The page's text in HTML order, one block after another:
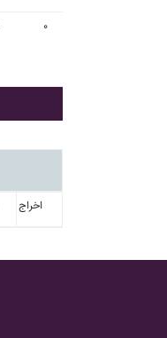
۰
اخراج